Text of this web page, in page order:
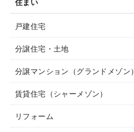
戸建住宅
分譲住宅・土地
分譲マンション（グランドメゾン）
賃貸住宅（シャーメゾン）
リフォーム